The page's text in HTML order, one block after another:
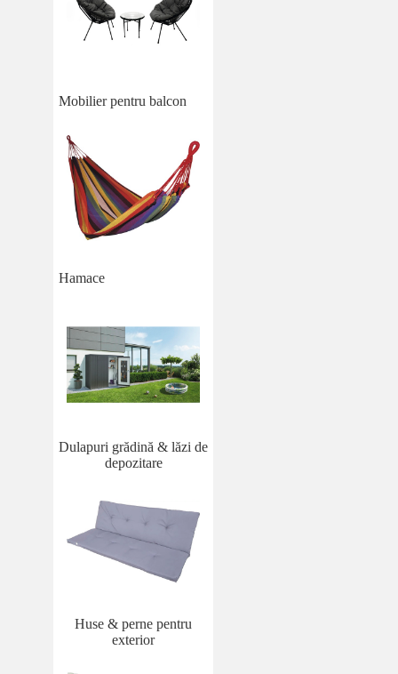
Mobilier pentru balcon
Hamace
Dulapuri grădină & lăzi de
depozitare
Huse & perne pentru
exterior